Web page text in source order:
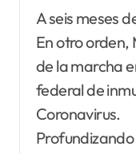
A seis meses
En otro orden,
de la marcha
federal de
Coronavirus.